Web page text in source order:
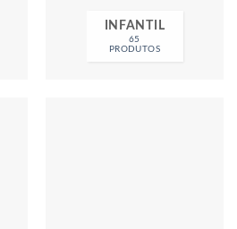
INFANTIL
65
PRODUTOS